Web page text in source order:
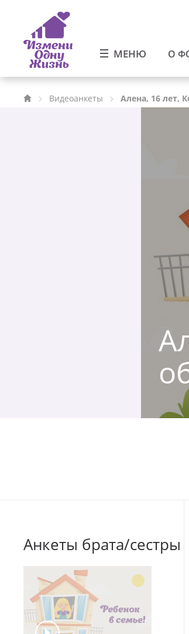
МЕНЮ О
Видеоанкеты Алена, 16 лет,
Анкеты брата/сестры